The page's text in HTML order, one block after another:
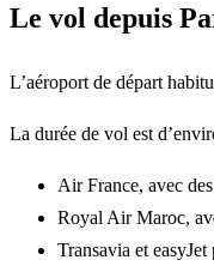
Le vol depuis
L’aéroport de départ
La durée de vol est
Air France, avec
Royal Air Maroc,
Transavia et